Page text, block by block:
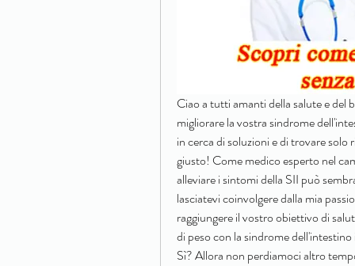
Ciao a tutti amanti della salute e del
migliorare la vostra sindrome
in cerca di soluzioni e di trovare
giusto! Come medico esperto nel
alleviare i sintomi della SII può
lasciatevi coinvolgere dalla mia
raggiungere il vostro obiettivo di
di peso con la sindrome
Sì? Allora non perdiamoci altro